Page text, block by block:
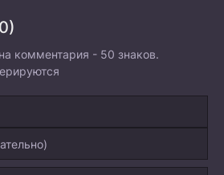
комментария - 50 знаков.